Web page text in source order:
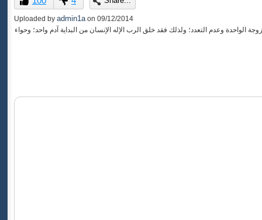
of
0
seconds
Uploaded by admin1a on 09/12/2014
وعدم التعدد؛ ولذلك فقد خلق الرب الإله الإنسان من البداية آدم واحد؛ وحواء